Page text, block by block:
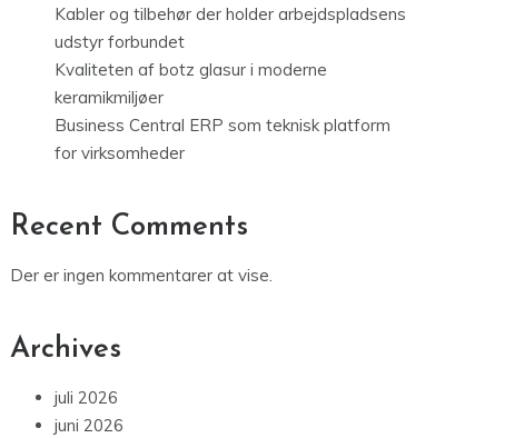
Kabler og tilbehør der holder arbejdspladsens
udstyr forbundet
Kvaliteten af botz glasur i moderne
keramikmiljøer
Business Central ERP som teknisk platform
for virksomheder
Recent Comments
Der er ingen kommentarer at vise.
Archives
juli 2026
juni 2026